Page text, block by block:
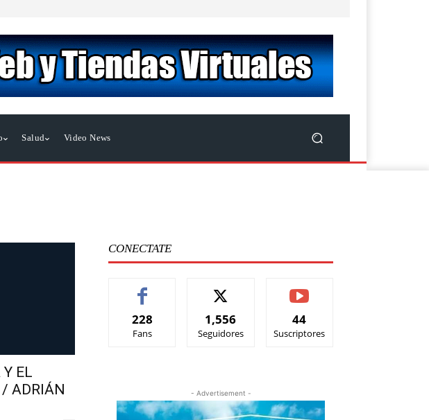
Salud Video News
EL
/ ADRIÁN
CONECTATE
228
Fans
1,556
Seguidores
44
Suscriptores
- Advertisement -